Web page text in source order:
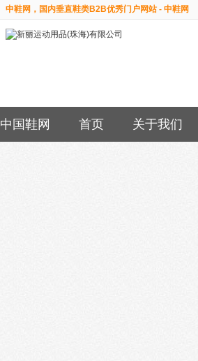
中鞋网，国内垂直鞋类B2B优秀门户网站 - 中鞋网
中国鞋网 首页 关于我们